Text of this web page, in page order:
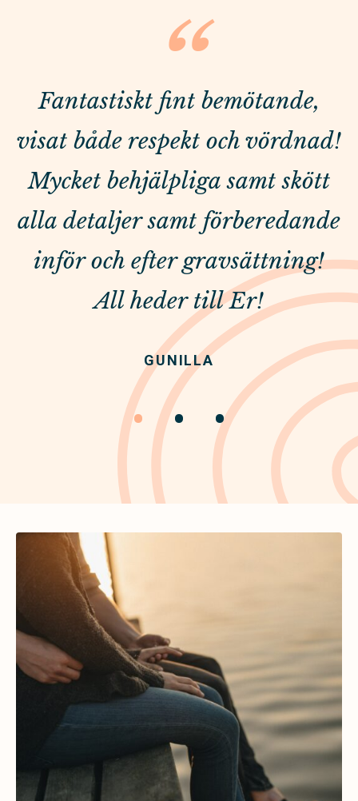
“
Fantastiskt fint bemötande,
visat både respekt och vördnad!
Mycket behjälpliga samt skött
alla detaljer samt förberedande
inför och efter gravsättning!
All heder till Er!
GUNILLA
• • •